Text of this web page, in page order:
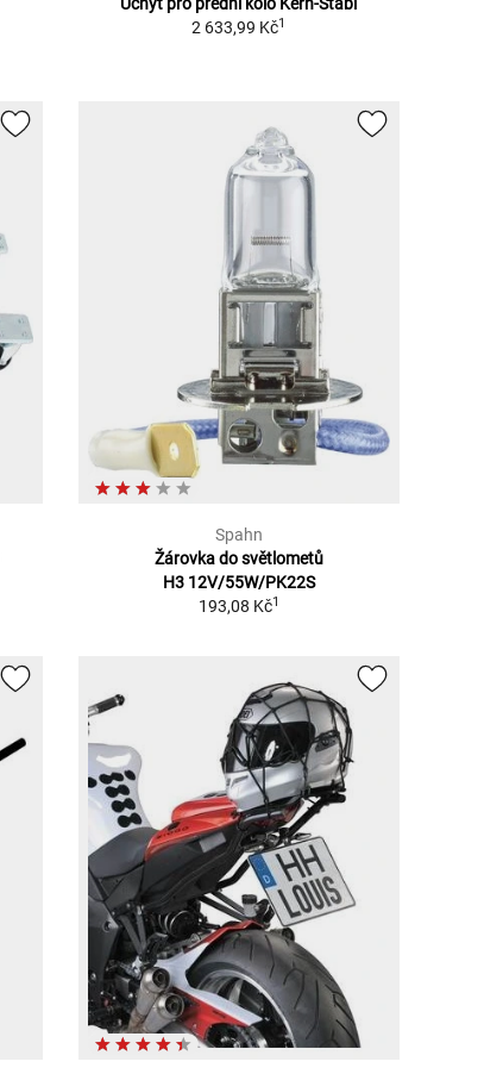
2 633,99 Kč1
Spahn
Žárovka do světlometů
H3 12V/55W/PK22S
193,08 Kč1